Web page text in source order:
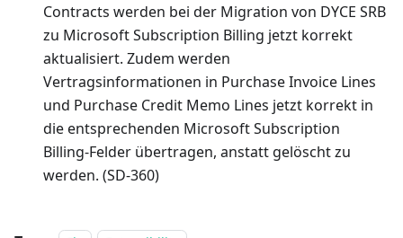
Contracts werden bei der Migration von DYCE SRB
zu Microsoft Subscription Billing jetzt korrekt
aktualisiert. Zudem werden
Vertragsinformationen in Purchase Invoice Lines
und Purchase Credit Memo Lines jetzt korrekt in
die entsprechenden Microsoft Subscription
Billing-Felder übertragen, anstatt gelöscht zu
werden. (SD-360)